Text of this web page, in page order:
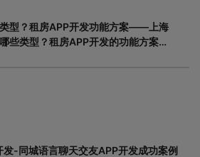
型？租房APP开发功能方案——上海
些类型？租房APP开发的功能方案
-同城语言聊天交友APP开发成功案例